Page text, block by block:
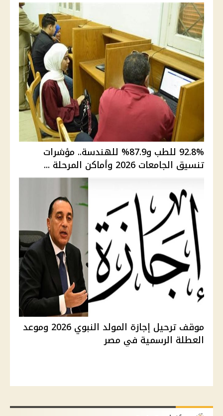
92.8% للطب و87.9% للهندسة.. مؤشرات
تنسيق الجامعات 2026 وأماكن المرحلة ...
موقف ترحيل إجازة المولد النبوي 2026 وموعد
العطلة الرسمية في مصر